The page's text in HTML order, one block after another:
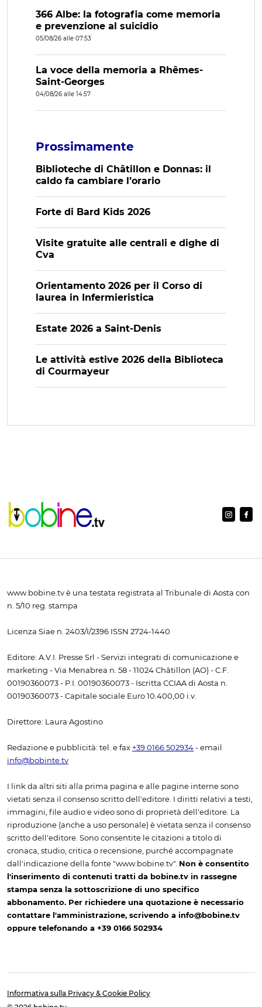
366 Albe: la fotografia come memoria
e prevenzione al suicidio
05/08/26 alle 07:53
La voce della memoria a Rhêmes-
Saint-Georges
04/08/26 alle 14:57
Prossimamente
Biblioteche di Châtillon e Donnas: il
caldo fa cambiare l’orario
Forte di Bard Kids 2026
Visite gratuite alle centrali e dighe di
Cva
Orientamento 2026 per il Corso di
laurea in Infermieristica
Estate 2026 a Saint-Denis
Le attività estive 2026 della Biblioteca
di Courmayeur
www.bobine.tv è una testata registrata al Tribunale di Aosta con
n. 5/10 reg. stampa
Licenza Siae n. 2403/I/2396 ISSN 2724-1440
Editore: A.V.I. Presse Srl - Servizi integrati di comunicazione e
marketing - Via Menabrea n. 58 - 11024 Châtillon (AO) - C.F.
00190360073 - P.I. 00190360073 - Iscritta CCIAA di Aosta n.
00190360073 - Capitale sociale Euro 10.400,00 i.v.
Direttore: Laura Agostino
Redazione e pubblicità: tel. e fax +39 0166 502934 - email
info@bobinte.tv
I link da altri siti alla prima pagina e alle pagine interne sono
vietati senza il consenso scritto dell'editore. I diritti relativi a testi,
immagini, file audio e video sono di proprietà dell'editore. La
riproduzione (anche a uso personale) è vietata senza il consenso
scritto dell'editore. Sono consentite le citazioni a titolo di
cronaca, studio, critica o recensione, purché accompagnate
dall'indicazione della fonte "www.bobine.tv". Non è consentito
l'inserimento di contenuti tratti da bobine.tv in rassegne
stampa senza la sottoscrizione di uno specifico
abbonamento. Per richiedere una quotazione è necessario
contattare l'amministrazione, scrivendo a info@bobine.tv
oppure telefonando a +39 0166 502934
Informativa sulla Privacy & Cookie Policy